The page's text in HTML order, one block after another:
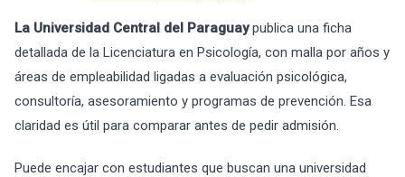
La Universidad Central del Paraguaypublica una ficha
detallada de la Licenciatura en Psicología, con malla por años y
áreas de empleabilidad ligadas a evaluación psicológica,
consultoría, asesoramiento y programas de prevención. Esa
claridad es útil para comparar antes de pedir admisión.
Puede encajar con estudiantes que buscan una universidad